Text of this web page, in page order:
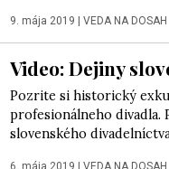
9. mája 2019 VEDA NA DOSAH
Video: Dejiny
Pozrite si historický
profesionálneho divadla.
slovenského divadelníctva
6. mája 2019 VEDA NA DOSAH